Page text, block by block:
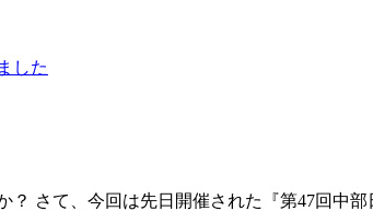
さて、今回は先日開催された『第47回中